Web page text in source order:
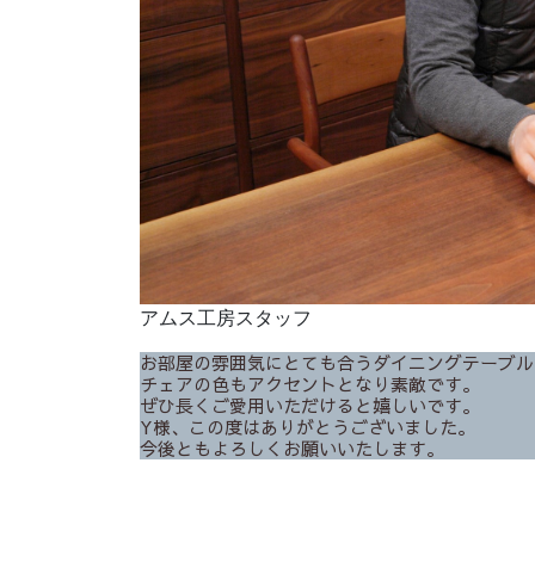
アムス工房スタッフ
お部屋の雰囲気にとても合うダイニングテーブ
チェアの色もアクセントとなり素敵です。
ぜひ長くご愛用いただけると嬉しいです。
Y様、この度はありがとうございました。
今後ともよろしくお願いいたします。